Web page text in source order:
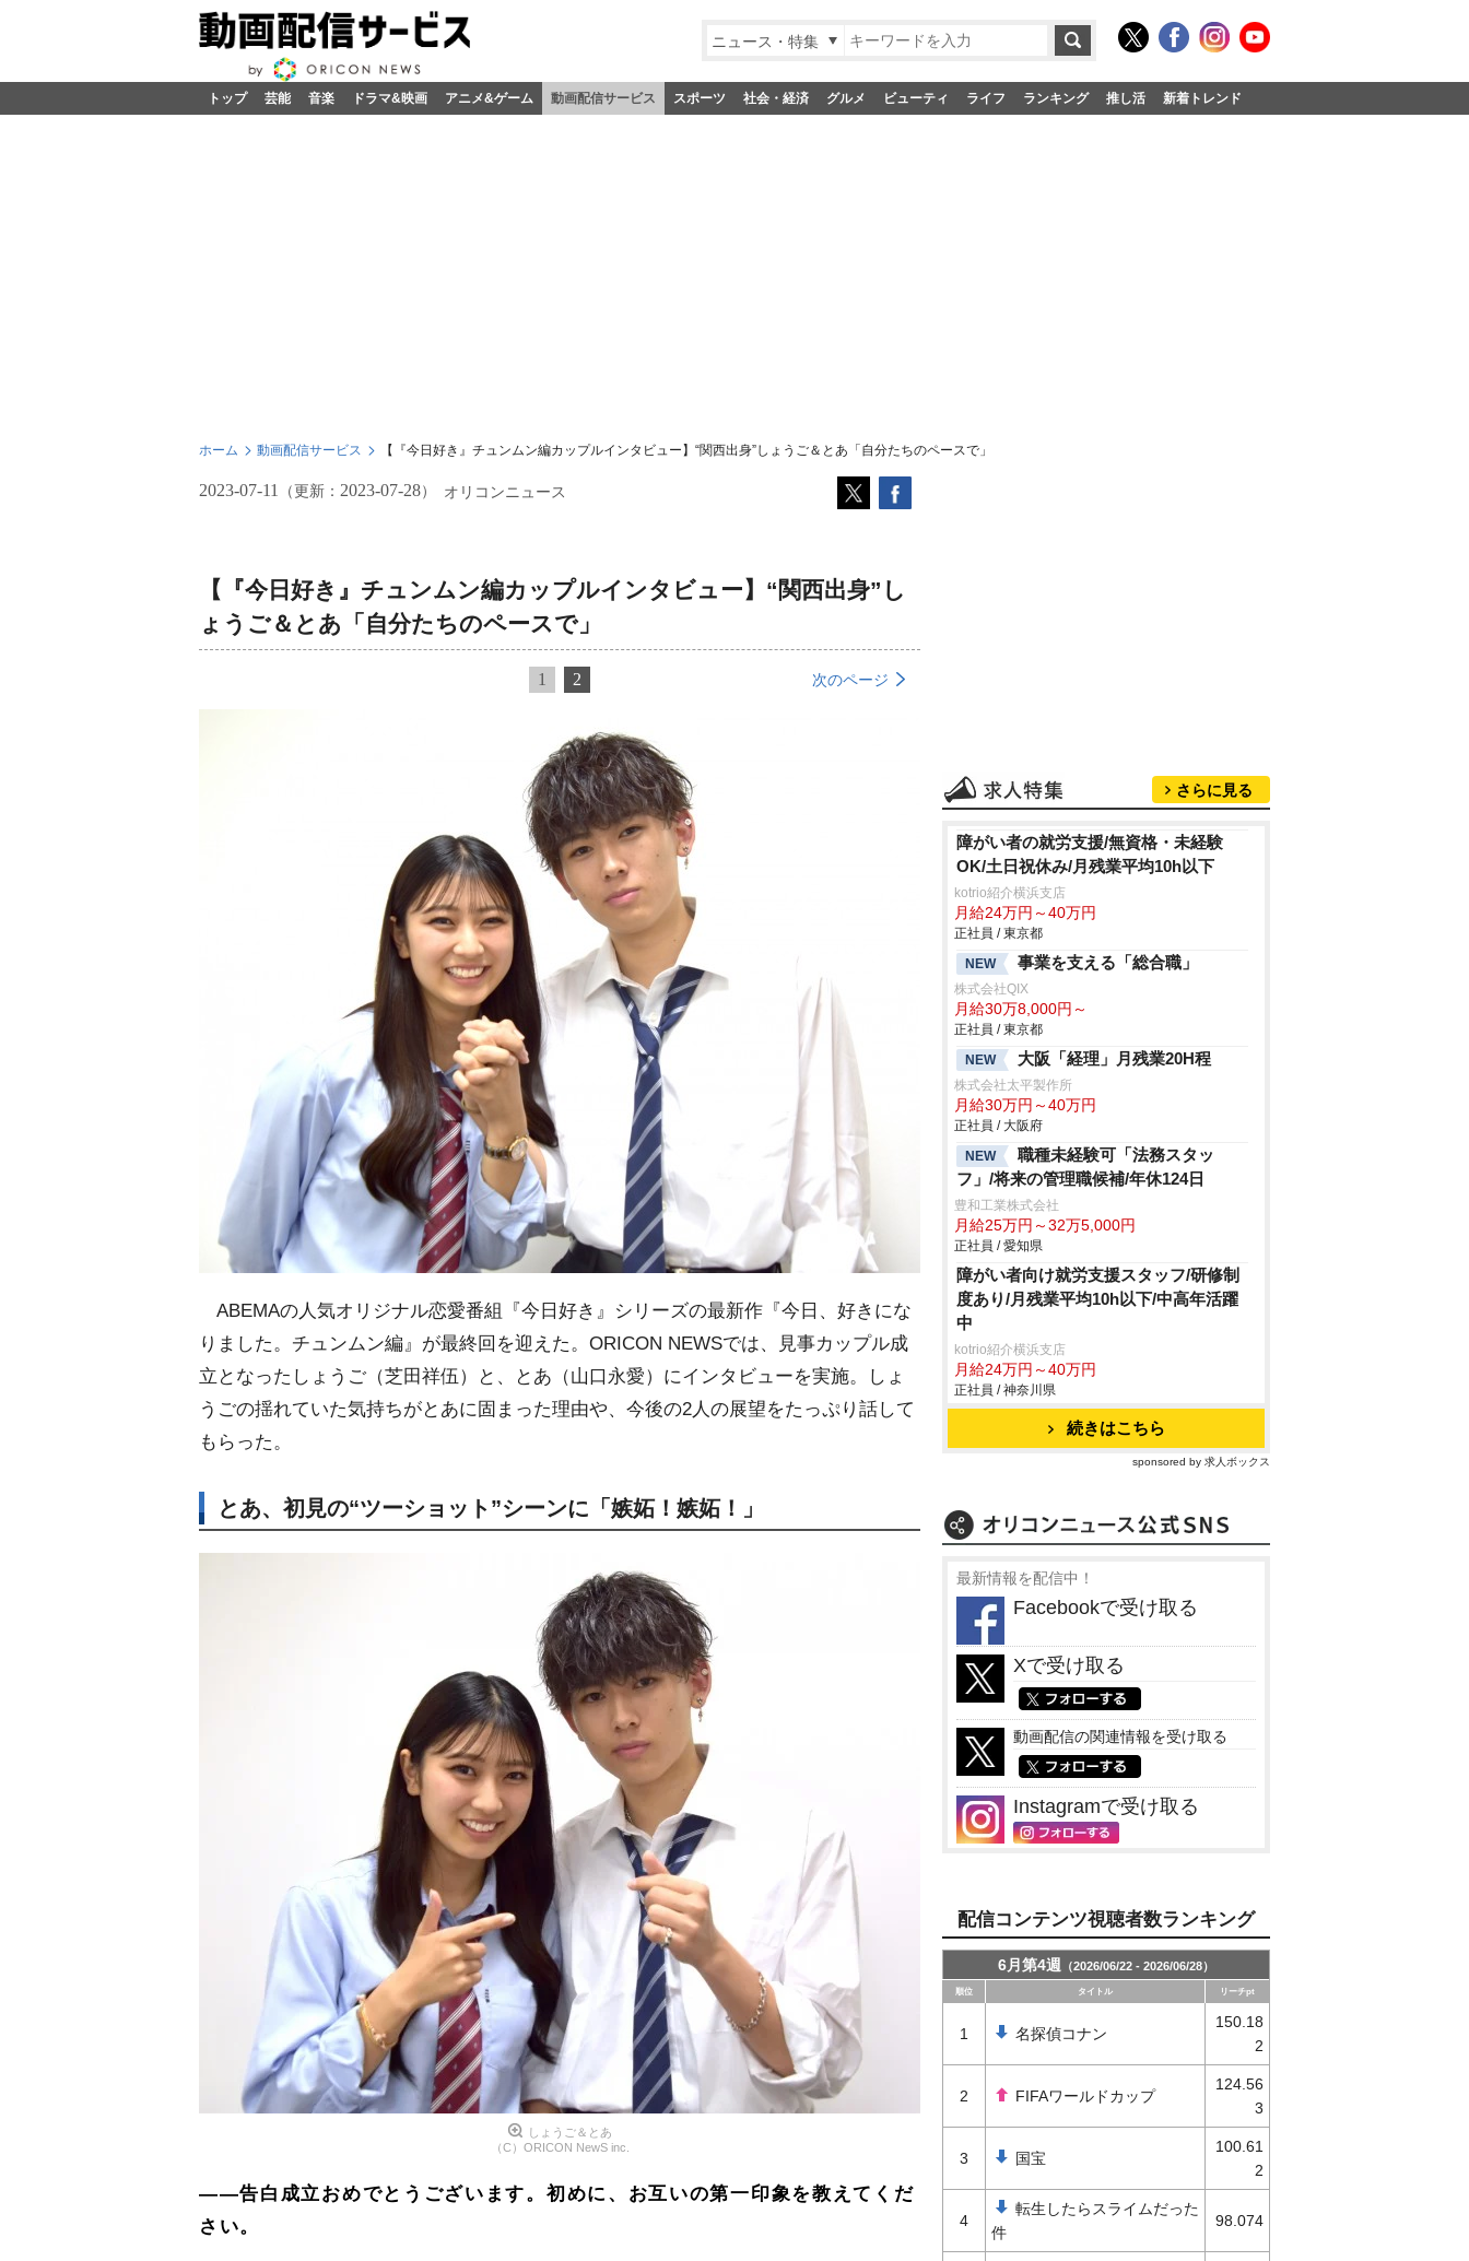
ニュース・特集
トップ 芸能 音楽 ドラマ&映画 アニメ&ゲーム 動画配信サービス スポーツ 社会・経済 グルメ ビューティ ライフ ランキング 推し活 新着トレンド
ホーム 動画配信サービス 【『今日好き』チュンムン編カップルインタビュー】“関西出身”しょうご＆とあ「自分たちのペースで」
2023-07-11 （更新： 2023-07-28） オリコンニュース
【『今日好き』チュンムン編カップルインタビュー】“関西出身”し
ょうご＆とあ「自分たちのペースで」
1 2 次のページ
ABEMAの人気オリジナル恋愛番組『今日好き』シリーズの最新作『今日、好きにな
りました。チュンムン編』が最終回を迎えた。ORICON NEWSでは、見事カップル成
立となったしょうご（芝田祥伍）と、とあ（山口永愛）にインタビューを実施。しょ
うごの揺れていた気持ちがとあに固まった理由や、今後の2人の展望をたっぷり話して
もらった。
とあ、初見の“ツーショット”シーンに「嫉妬！嫉妬！」
しょうご＆とあ
（C）ORICON NewS inc.
――告白成立おめでとうございます。初めに、お互いの第一印象を教えてくだ
さい。
さらに見る
障がい者の就労支援/無資格・未経験
OK/土日祝休み/月残業平均10h以下
kotrio紹介横浜支店
月給24万円～40万円
正社員 / 東京都
NEW
事業を支える「総合職」
株式会社QIX
月給30万8,000円～
正社員 / 東京都
NEW
大阪「経理」月残業20H程
株式会社太平製作所
月給30万円～40万円
正社員 / 大阪府
NEW
職種未経験可「法務スタッ
フ」/将来の管理職候補/年休124日
豊和工業株式会社
月給25万円～32万5,000円
正社員 / 愛知県
障がい者向け就労支援スタッフ/研修制
度あり/月残業平均10h以下/中高年活躍
中
kotrio紹介横浜支店
月給24万円～40万円
正社員 / 神奈川県
続きはこちら
sponsored by 求人ボックス
最新情報を配信中！
Facebookで受け取る
Xで受け取る
動画配信の関連情報を受け取る
Instagramで受け取る
配信コンテンツ視聴者数ランキング
6月第4週 （2026/06/22 - 2026/06/28）
順位 タイトル リーチpt
1 名探偵コナン
150.18
2
2 FIFAワールドカップ
124.56
3
3 国宝
100.61
2
4
転生したらスライムだった
件
98.074